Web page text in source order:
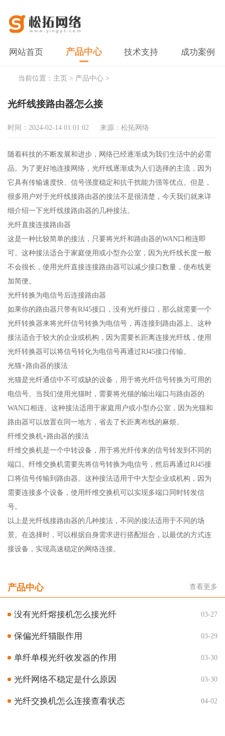
网站首页 产品中心 技术支持 成功案例
当前位置： 主页> 产品中心>
光纤线接路由器怎么接
时间：2024-02-14 01:01:02 来源：松拓网络
随着科技的不断发展和进步，网络已经逐渐成为我们生活中的必需
品。为了更好地连接网络，光纤线逐渐成为人们选择的主流，因为
它具有传输速度快、信号强度稳定和抗干扰能力强等优点。但是，
很多用户对于光纤线接路由器的接法不是很清楚，今天我们就来详
细介绍一下光纤线接路由器的几种接法。
光纤直接连接路由器
这是一种比较简单的接法，只要将光纤和路由器的WAN口相连即
可。这种接法适合于家庭使用或小型办公室，因为光纤线长度一般
不会很长，使用光纤直接连接路由器可以减少接口数量，使布线更
加简便。
光纤转换为电信号后连接路由器
如果你的路由器只带有RJ45接口，没有光纤接口，那么就需要一个
光纤转换器来将光纤信号转换为电信号，再连接到路由器上。这种
接法适合于较大的企业或机构，因为需要长距离连接光纤线，使用
光纤转换器可以将信号转化为电信号再通过RJ45接口传输。
光猫+路由器的接法
光猫是光纤通信中不可或缺的设备，用于将光纤信号转换为可用的
电信号。当我们使用光猫时，需要将光猫的输出端口与路由器的
WAN口相连。这种接法适用于家庭用户或小型办公室，因为光猫和
路由器可以放置在同一地方，省去了长距离布线的麻烦。
纤维交换机+路由器的接法
纤维交换机是一个中转设备，用于将光纤传来的信号转发到不同的
端口。纤维交换机需要先将信号转换为电信号，然后再通过RJ45接
口将信号传输到路由器。这种接法适用于中大型企业或机构，因为
需要连接多个设备，使用纤维交换机可以实现多端口同时转发信
号。
以上是光纤线接路由器的几种接法，不同的接法适用于不同的场
景。在选择时，可以根据自身需求进行搭配组合，以最优的方式连
接设备，实现高速稳定的网络连接。
产品中心 查看更多
没有光纤熔接机怎么接光纤 03-27
保偏光纤猫眼作用 03-29
单纤单模光纤收发器的作用 03-30
光纤网络不稳定是什么原因 03-30
光纤交换机怎么连接查看状态 04-02